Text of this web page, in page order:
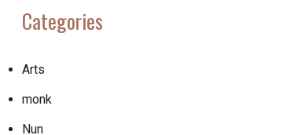
Categories
Arts
monk
Nun